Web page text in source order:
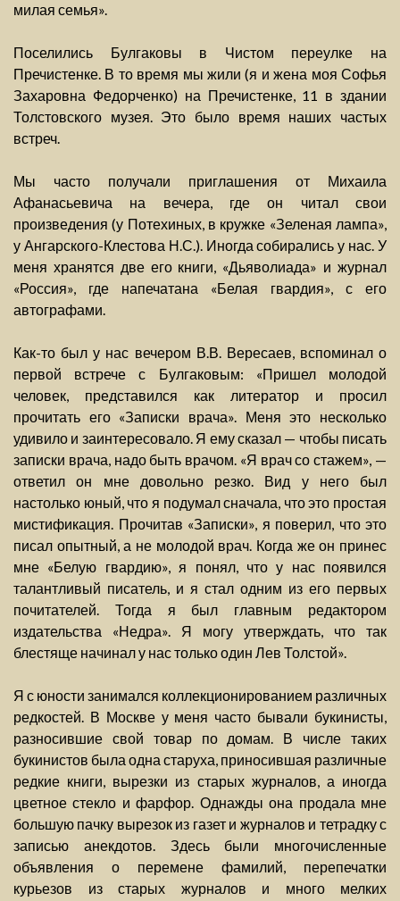
милая семья».
Поселились Булгаковы в Чистом переулке на
Пречистенке. В то время мы жили (я и жена моя Софья
Захаровна Федорченко) на Пречистенке, 11 в здании
Толстовского музея. Это было время наших частых
встреч.
Мы часто получали приглашения от Михаила
Афанасьевича на вечера, где он читал свои
произведения (у Потехиных, в кружке «Зеленая лампа»,
у Ангарского-Клестова Н.С.). Иногда собирались у нас. У
меня хранятся две его книги, «Дьяволиада» и журнал
«Россия», где напечатана «Белая гвардия», с его
автографами.
Как-то был у нас вечером В.В. Вересаев, вспоминал о
первой встрече с Булгаковым: «Пришел молодой
человек, представился как литератор и просил
прочитать его «Записки врача». Меня это несколько
удивило и заинтересовало. Я ему сказал — чтобы писать
записки врача, надо быть врачом. «Я врач со стажем», —
ответил он мне довольно резко. Вид у него был
настолько юный, что я подумал сначала, что это простая
мистификация. Прочитав «Записки», я поверил, что это
писал опытный, а не молодой врач. Когда же он принес
мне «Белую гвардию», я понял, что у нас появился
талантливый писатель, и я стал одним из его первых
почитателей. Тогда я был главным редактором
издательства «Недра». Я могу утверждать, что так
блестяще начинал у нас только один Лев Толстой».
Я с юности занимался коллекционированием различных
редкостей. В Москве у меня часто бывали букинисты,
разносившие свой товар по домам. В числе таких
букинистов была одна старуха, приносившая различные
редкие книги, вырезки из старых журналов, а иногда
цветное стекло и фарфор. Однажды она продала мне
большую пачку вырезок из газет и журналов и тетрадку с
записью анекдотов. Здесь были многочисленные
объявления о перемене фамилий, перепечатки
курьезов из старых журналов и много мелких